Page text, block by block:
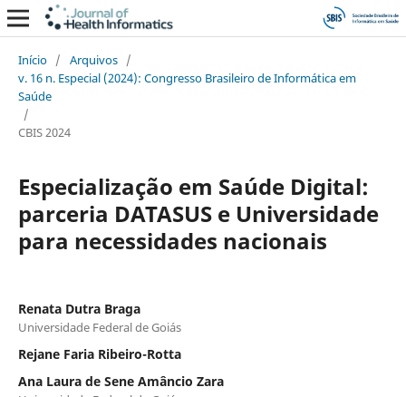
Início / Arquivos /
v. 16 n. Especial (2024): Congresso Brasileiro de Informática em
Saúde
/
CBIS 2024
Especialização em Saúde Digital:
parceria DATASUS e Universidade
para necessidades nacionais
Renata Dutra Braga
Universidade Federal de Goiás
Rejane Faria Ribeiro-Rotta
Ana Laura de Sene Amâncio Zara